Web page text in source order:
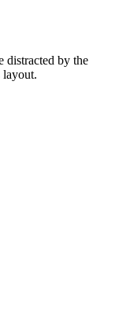
distracted by the
layout.